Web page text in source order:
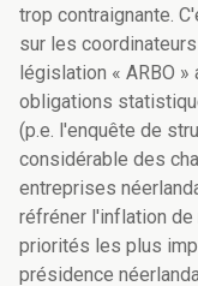
trop contraignante.
sur les
législation « ARBO
obligations
(p.e. l'enquête de
considérable des
entreprises
réfréner l'inflation
priorités les plus
présidence